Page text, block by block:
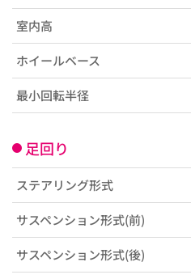
室内高
ホイールベース
最小回転半径
足回り
ステアリング形式
サスペンション形式(前)
サスペンション形式(後)